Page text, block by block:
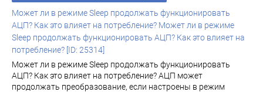
Может ли в режиме Sleep продолжать функционировать
АЦП? Как это влияет на потребление? Может ли в режиме
Sleep продолжать функционировать АЦП? Как это влияет на
потребление? [ID: 25314]
Может ли в режиме Sleep продолжать функционировать
АЦП? Как это влияет на потребление? АЦП может
продолжать преобразование, если настроены в режим